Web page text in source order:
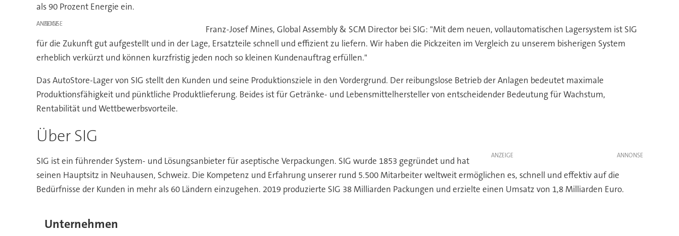
als 90 Prozent Energie ein.
ANZEIGE
Franz-Josef Mines, Global Assembly & SCM Director bei SIG: "Mit dem neuen, vollautomatischen Lagersystem ist SIG
für die Zukunft gut aufgestellt und in der Lage, Ersatzteile schnell und effizient zu liefern. Wir haben die Pickzeiten im Vergleich zu unserem bisherigen System
erheblich verkürzt und können kurzfristig jeden noch so kleinen Kundenauftrag erfüllen."
Das AutoStore-Lager von SIG stellt den Kunden und seine Produktionsziele in den Vordergrund. Der reibungslose Betrieb der Anlagen bedeutet maximale
Produktionsfähigkeit und pünktliche Produktlieferung. Beides ist für Getränke- und Lebensmittelhersteller von entscheidender Bedeutung für Wachstum,
Rentabilität und Wettbewerbsvorteile.
Über SIG
ANZEIGE
SIG ist ein führender System- und Lösungsanbieter für aseptische Verpackungen. SIG wurde 1853 gegründet und hat
seinen Hauptsitz in Neuhausen, Schweiz. Die Kompetenz und Erfahrung unserer rund 5.500 Mitarbeiter weltweit ermöglichen es, schnell und effektiv auf die
Bedürfnisse der Kunden in mehr als 60 Ländern einzugehen. 2019 produzierte SIG 38 Milliarden Packungen und erzielte einen Umsatz von 1,8 Milliarden Euro.
Unternehmen